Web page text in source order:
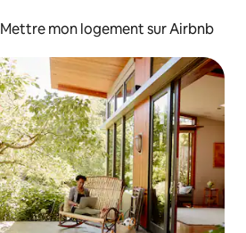
Mettre mon logement sur Airbnb